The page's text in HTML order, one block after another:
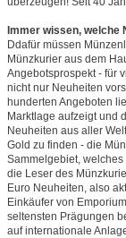
Immer wissen,
Ddafür müssen
Münzkurier aus dem
Angebotsprospekt - für
nicht nur Neuheiten
hunderten Angeboten
Marktlage aufzeigt und
Neuheiten aus aller
Gold zu finden - die
Sammelgebiet,
die Leser des
Euro Neuheiten, also
Einkäufer von
seltensten Prägungen
auf internationale